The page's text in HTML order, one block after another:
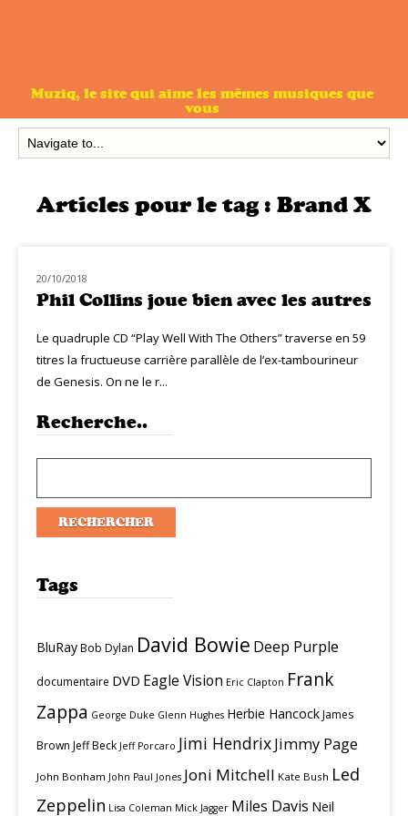
Muziq, le site qui aime les mêmes musiques que
vous
Articles pour le tag : Brand X
NOUVEAUTÉS
20/10/2018
Phil Collins joue bien avec les autres
Le quadruple CD “Play Well With The Others” traverse en 59
titres la fructueuse carrière parallèle de l’ex-tambourineur
de Genesis. On ne le r...
Recherche..
Tags
BluRayBob Dylan David Bowie Deep Purple
documentaire DVD Eagle Vision Eric Clapton Frank
Zappa George Duke Glenn Hughes Herbie HancockJames
Brown Jeff Beck Jeff Porcaro Jimi HendrixJimmy Page
John Bonham John Paul Jones Joni Mitchell Kate Bush Led
Zeppelin Lisa Coleman Mick Jagger Miles Davis Neil